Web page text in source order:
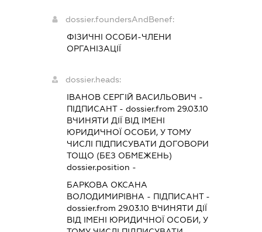
dossier.foundersAndBenef:
ФІЗИЧНІ ОСОБИ-ЧЛЕНИ
ОРГАНІЗАЦІЇ
dossier.heads:
ІВАНОВ СЕРГІЙ ВАСИЛЬОВИЧ -
ПІДПИСАНТ- dossier.from 29.03.10
ВЧИНЯТИ ДІЇ ВІД ІМЕНІ
ЮРИДИЧНОЇ ОСОБИ, У ТОМУ
ЧИСЛІ ПІДПИСУВАТИ ДОГОВОРИ
ТОЩО (БЕЗ ОБМЕЖЕНЬ)
dossier.position -
БАРКОВА ОКСАНА
ВОЛОДИМИРІВНА - ПІДПИСАНТ-
dossier.from 29.03.10 ВЧИНЯТИ ДІЇ
ВІД ІМЕНІ ЮРИДИЧНОЇ ОСОБИ, У